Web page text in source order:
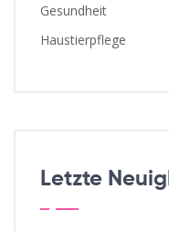
Gesundheit
Haustierpflege
Letzte